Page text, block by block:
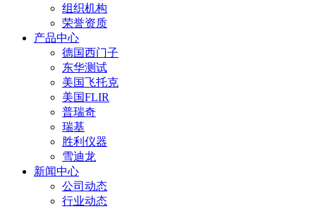
组织机构
荣誉资质
产品中心
德国西门子
东华测试
美国飞托克
美国FLIR
普瑞奇
瑞基
胜利仪器
雪迪龙
新闻中心
公司动态
行业动态